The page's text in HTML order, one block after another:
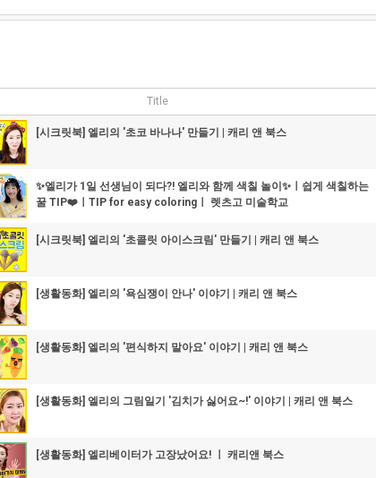
Title
[시크릿북] 엘리의 '초코 바나나' 만들기 | 캐리 앤 북스
✨엘리가 1일 선생님이 되다?! 엘리와 함께 색칠 놀이✨ㅣ쉽게 색칠하는
꿀 TIP❤️ㅣTIP for easy coloringㅣ 렛츠고 미술학교
[시크릿북] 엘리의 '초콜릿 아이스크림' 만들기 | 캐리 앤 북스
[생활동화] 엘리의 '욕심쟁이 안나' 이야기 | 캐리 앤 북스
[생활동화] 엘리의 '편식하지 말아요' 이야기 | 캐리 앤 북스
[생활동화] 엘리의 그림일기 '김치가 싫어요~!' 이야기 | 캐리 앤 북스
[생활동화] 엘리베이터가 고장났어요! ㅣ 캐리앤 북스